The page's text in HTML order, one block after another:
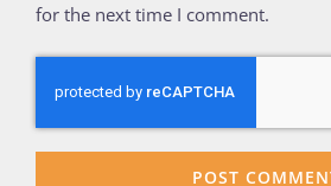
for the next time I comment.